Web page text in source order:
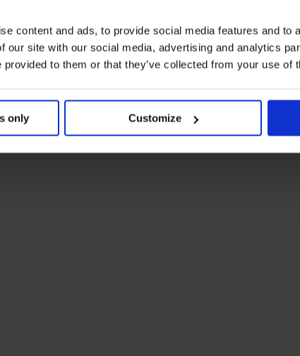
content and ads, to provide social media features and to
our site with our social media, advertising and analytics
provided to them or that they’ve collected from your use of
only Customize